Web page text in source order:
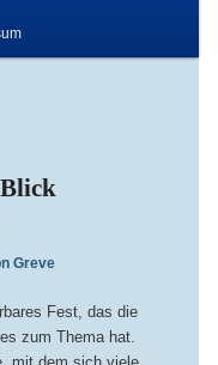
Greve
Fest, das die
zum Thema hat.